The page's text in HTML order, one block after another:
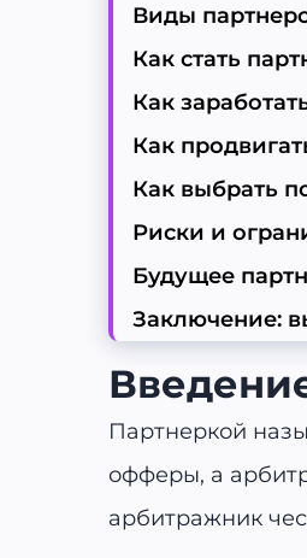
Виды
Как стать
Как
Как
Как выбрать
Риски и
Будущее
Заключение:
Партнеркой
офферы, а
арбитражник